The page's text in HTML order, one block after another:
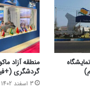
منطقه آزاد
گردشگری
3 اسفند 1402